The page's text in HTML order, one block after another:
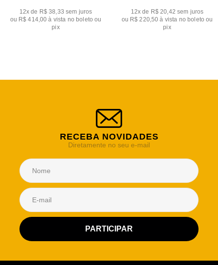
12x de R$ 38,33 sem juros
ou R$ 414,00 à vista no boleto ou
pix
12x de R$ 20,42 sem juros
ou R$ 220,50 à vista no boleto ou
pix
RECEBA NOVIDADES
Diretamente no seu e-mail
Atendimento Rei de Casa